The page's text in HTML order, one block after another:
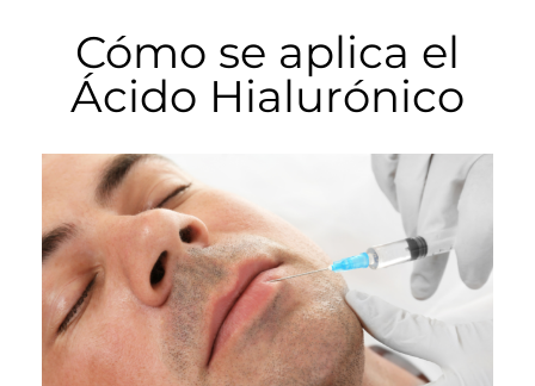
Cómo se aplica el
Ácido Hialurónico